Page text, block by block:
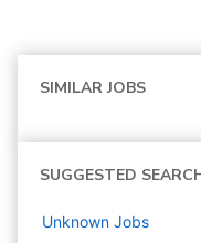
SIMILAR JOBS
SUGGESTED
Unknown Jobs